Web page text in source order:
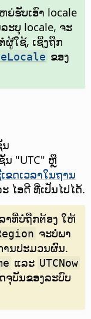
ຮັບເອົາ locale
ະບຸ locale, ຈະ
ໃຊ້, ເຊິ່ງຖືກ
ຂອງ
ນ "UTC" ຫຼື
ຂດເວລາໃນຖານ
ໄອດີ ທີ່ເປັນໄປໄດ້.
າທີ່ບໍ່ຖືກຕ້ອງ ໃຫ້
ຈະບໍ່ພາ
ນປະມວນຜົນ.
ແລະ UTCNow
ຈຸບັນຂອງລະບົບ